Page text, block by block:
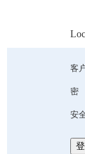
客
密
安